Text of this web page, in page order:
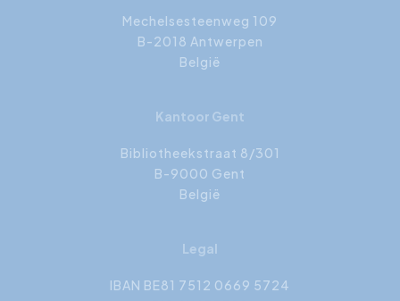
Mechelsesteenweg 109
B-2018 Antwerpen
België
Kantoor Gent
Bibliotheekstraat 8/301
B-9000 Gent
België
Legal
IBAN BE81 7512 0669 5724